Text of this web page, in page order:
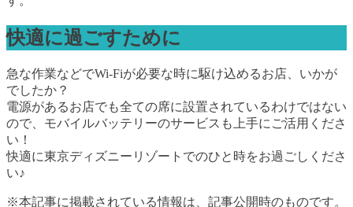
快適に過ごすために
急な作業などでWi-Fiが必要な時に駆け込めるお店、いかが
でしたか？
電源があるお店でも全ての席に設置されているわけではない
ので、モバイルバッテリーのサービスも上手にご活用くださ
い！
快適に東京ディズニーリゾートでのひと時をお過ごしくださ
い♪
※本記事に掲載されている情報は、記事公開時のものです。